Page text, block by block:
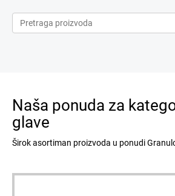
Naša ponuda za
glave
Širok asortiman proizvoda u ponudi